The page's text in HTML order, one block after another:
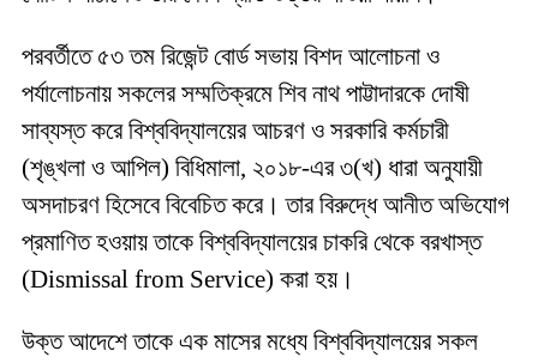
পরবর্তীতে ৫৩ তম রিজেন্ট বোর্ড সভায় বিশদ আলোচনা ও
পর্যালোচনায় সকলের সম্মতিক্রমে শিব নাথ পাট্টাদারকে দোষী
সাব্যস্ত করে বিশ্ববিদ্যালয়ের আচরণ ও সরকারি কর্মচারী
(শৃঙ্খলা ও আপিল) বিধিমালা, ২০১৮-এর ৩(খ) ধারা অনুযায়ী
অসদাচরণ হিসেবে বিবেচিত করে। তার বিরুদ্ধে আনীত অভিযোগ
প্রমাণিত হওয়ায় তাকে বিশ্ববিদ্যালয়ের চাকরি থেকে বরখাস্ত
(Dismissal from Service) করা হয়।
উক্ত আদেশে তাকে এক মাসের মধ্যে বিশ্ববিদ্যালয়ের সকল